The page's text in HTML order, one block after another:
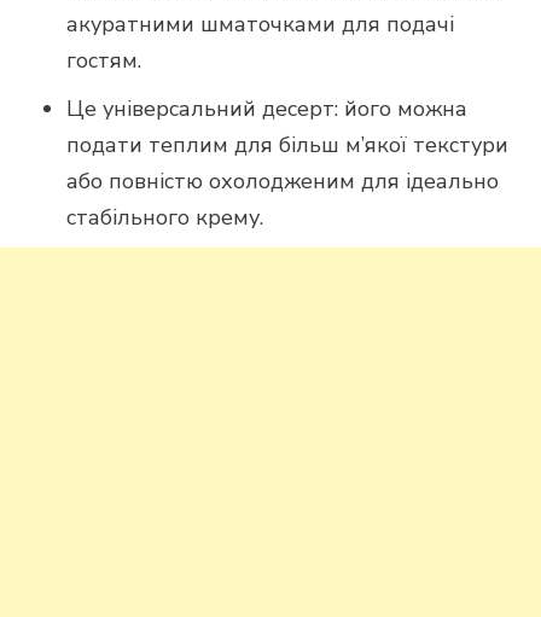
акуратними шматочками для подачі
гостям.
Це універсальний десерт: його можна
подати теплим для більш м’якої текстури
або повністю охолодженим для ідеально
стабільного крему.